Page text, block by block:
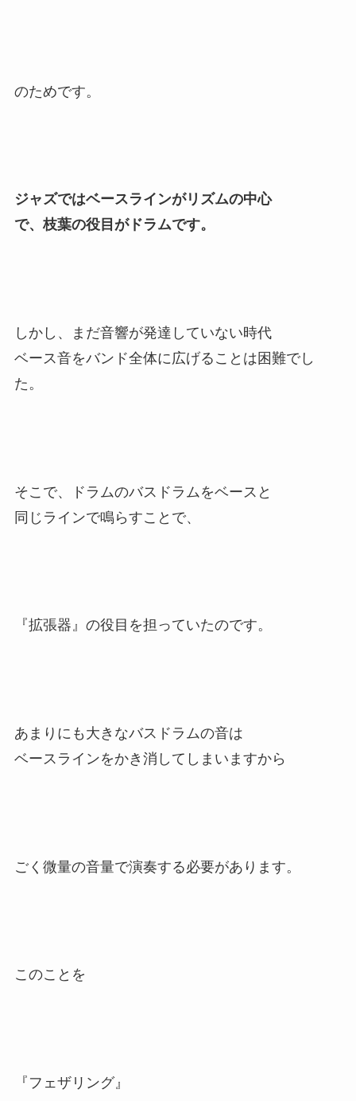
のためです。
ジャズではベースラインがリズムの中心
で、枝葉の役目がドラムです。
しかし、まだ音響が発達していない時代
ベース音をバンド全体に広げることは困難でし
た。
そこで、ドラムのバスドラムをベースと
同じラインで鳴らすことで、
『拡張器』の役目を担っていたのです。
あまりにも大きなバスドラムの音は
ベースラインをかき消してしまいますから
ごく微量の音量で演奏する必要があります。
このことを
『フェザリング』